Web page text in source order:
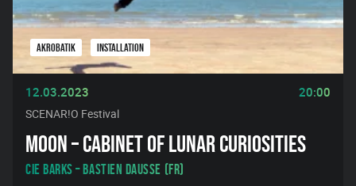
AKROBATIK INSTALLATION
12.03.2023 20:00
SCENAR!O Festival
MOON – CABINET OF LUNAR CURIOSITIES
Cie Barks – Bastien Dausse (FR)